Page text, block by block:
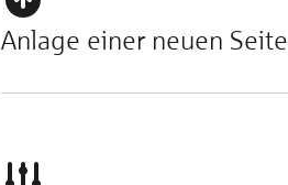
Anlage einer neuen Seite